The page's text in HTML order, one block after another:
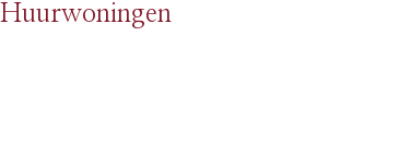
Huurwoningen